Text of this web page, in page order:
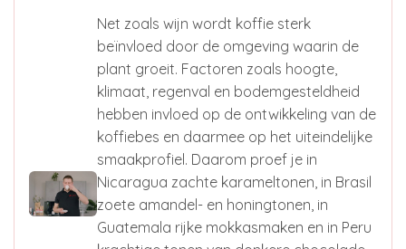
Net zoals wijn wordt koffie sterk
beïnvloed door de omgeving waarin de
plant groeit. Factoren zoals hoogte,
klimaat, regenval en bodemgesteldheid
hebben invloed op de ontwikkeling van de
koffiebes en daarmee op het uiteindelijke
smaakprofiel. Daarom proef je in
Nicaragua zachte karameltonen, in Brasil
zoete amandel- en honingtonen, in
Guatemala rijke mokkasmaken en in Peru